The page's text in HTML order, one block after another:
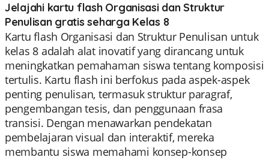
Jelajahi kartu flash Organisasi dan Struktur
Penulisan gratis seharga Kelas 8
Kartu flash Organisasi dan Struktur Penulisan untuk
kelas 8 adalah alat inovatif yang dirancang untuk
meningkatkan pemahaman siswa tentang komposisi
tertulis. Kartu flash ini berfokus pada aspek-aspek
penting penulisan, termasuk struktur paragraf,
pengembangan tesis, dan penggunaan frasa
transisi. Dengan menawarkan pendekatan
pembelajaran visual dan interaktif, mereka
membantu siswa memahami konsep-konsep